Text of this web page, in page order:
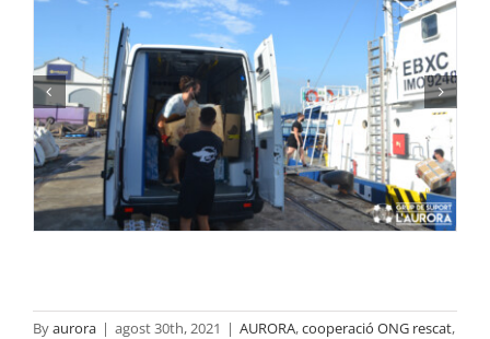
Byaurora | agost 30th, 2021 | AURORA,cooperació ONG rescat,